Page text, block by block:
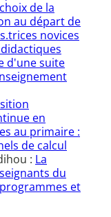
de la
au départ de
novices
d'une suite
en
au primaire :
de calcul
: La
du
et